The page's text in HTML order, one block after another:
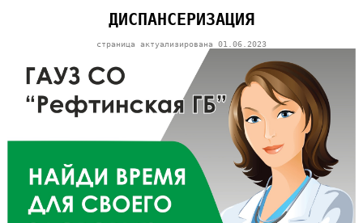
ДИСПАНСЕРИЗАЦИЯ
страница актуализирована 01.06.2023